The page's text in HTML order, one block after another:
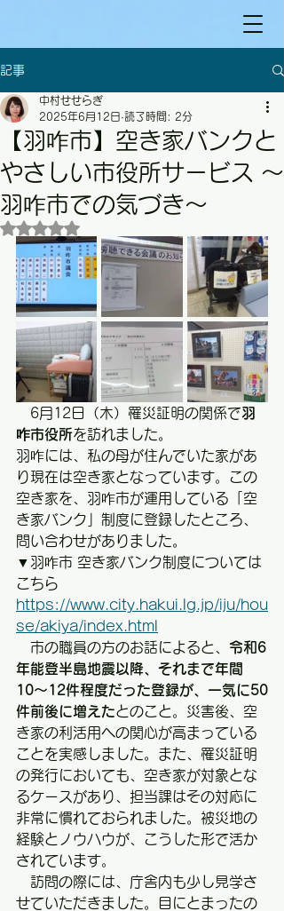
記事
【羽咋市】空き家バンクと
やさしい市役所サービス 〜
羽咋市での気づき〜
中村せせらぎ
2025年6月12日 読了時間: 2分
5つ星のうちNaNと評価されています。
6月12日（木）罹災証明の関係で羽
咋市役所を訪れました。
羽咋には、私の母が住んでいた家があ
り現在は空き家となっています。この
空き家を、羽咋市が運用している「空
き家バンク」制度に登録したところ、
問い合わせがありました。
▼羽咋市 空き家バンク制度については
こちら
https://www.city.hakui.lg.jp/iju/hou
se/akiya/index.html
市の職員の方のお話によると、 令和6
年能登半島地震以降、それまで年間
10〜12件程度だった登録が、一気に50
件前後に増えたとのこと。災害後、空
き家の利活用への関心が高まっている
ことを実感しました。また、罹災証明
の発行においても、空き家が対象とな
るケースがあり、担当課はその対応に
非常に慣れておられました。被災地の
経験とノウハウが、こうした形で活か
されています。
訪問の際には、庁舎内も少し見学さ
せていただきました。目にとまったの